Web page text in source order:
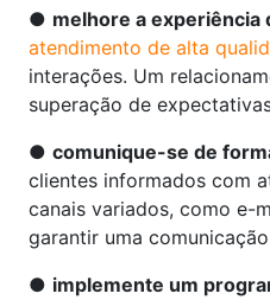
● melhore a experiência
atendimento de alta
interações. Um
superação de
● comunique-se de
clientes informados com
canais variados, como e-
garantir uma
● implemente um